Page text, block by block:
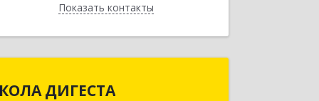
Показать контакты
Назад
КОЛА ДИГЕСТА